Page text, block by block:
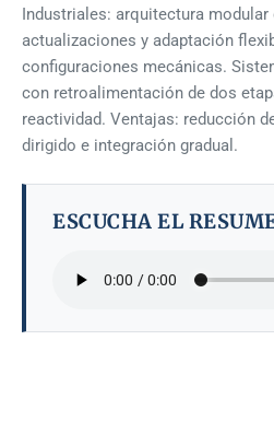
Industriales: arquitectura
actualizaciones y adaptación
configuraciones mecánicas.
con retroalimentación de dos
reactividad. Ventajas: reducción
dirigido e integración gradual.
ESCUCHA EL